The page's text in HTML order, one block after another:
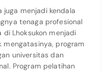
menjadi kendala
tenaga profesional
Lhoksukon menjadi
program
universitas dan
Program pelatihan